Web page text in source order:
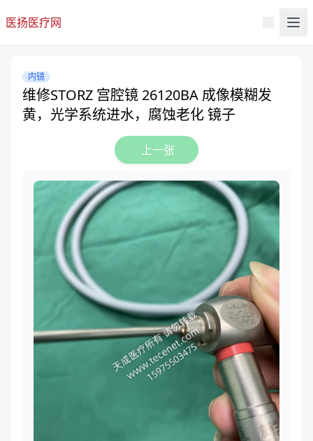
医扬医疗网
内镜
维修STORZ 宫腔镜 26120BA 成像模糊发
黄，光学系统进水，腐蚀老化 镜子
上一张